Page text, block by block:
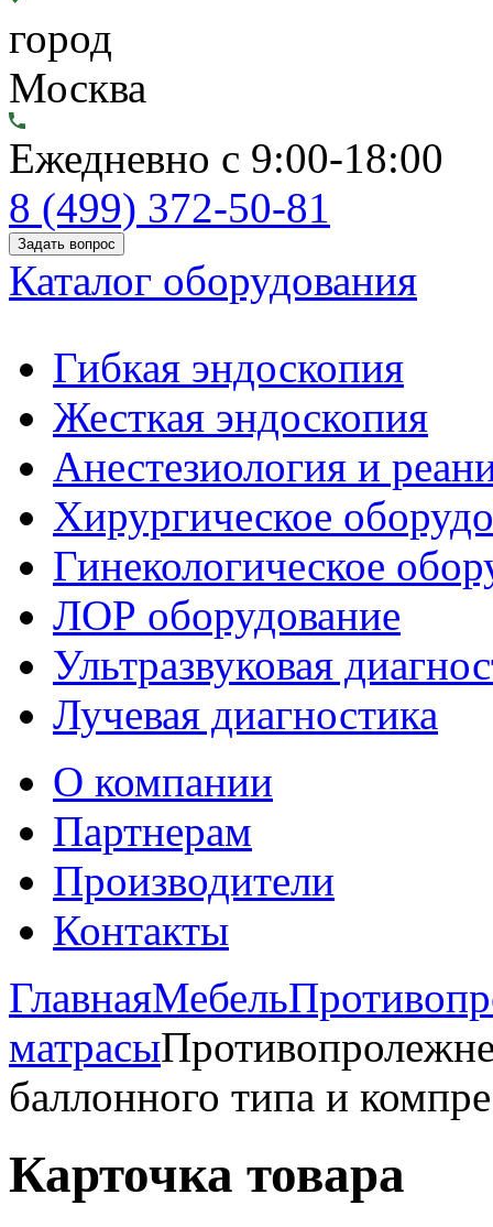
город
Москва
Ежедневно с 9:00-18:00
8 (499) 372-50-81
Задать вопрос
Каталог оборудования
Гибкая эндоскопия
Жесткая эндоскопия
Анестезиология и
Хирургическое
Гинекологическое
ЛОР оборудование
Ультразвуковая
Лучевая диагностика
О компании
Партнерам
Производители
Контакты
ГлавнаяМебель
матрасы
баллонного типа и
Карточка товара